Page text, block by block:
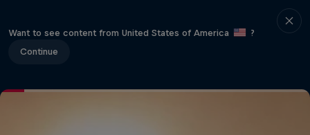
Want to see content from United States of America
?
Continue